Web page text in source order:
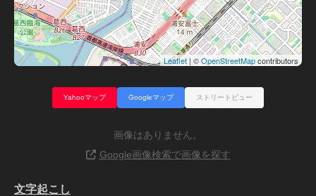
Leaflet | ©OpenStreetMapcontributors
Yahooマップ Googleマップ ストリートビュー
画像はありません。
Google画像検索で画像を探す
文字起こし